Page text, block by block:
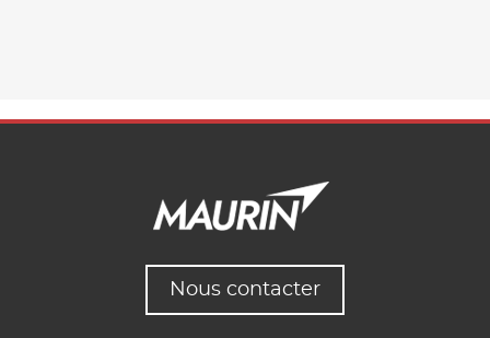
Nous contacter